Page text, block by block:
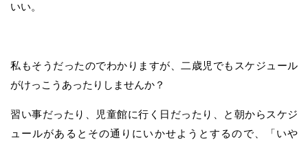
いい。
私もそうだったのでわかりますが、二歳児でもスケジュール
がけっこうあったりしませんか？
習い事だったり、児童館に行く日だったり、と朝からスケジ
ュールがあるとその通りにいかせようとするので、「いや